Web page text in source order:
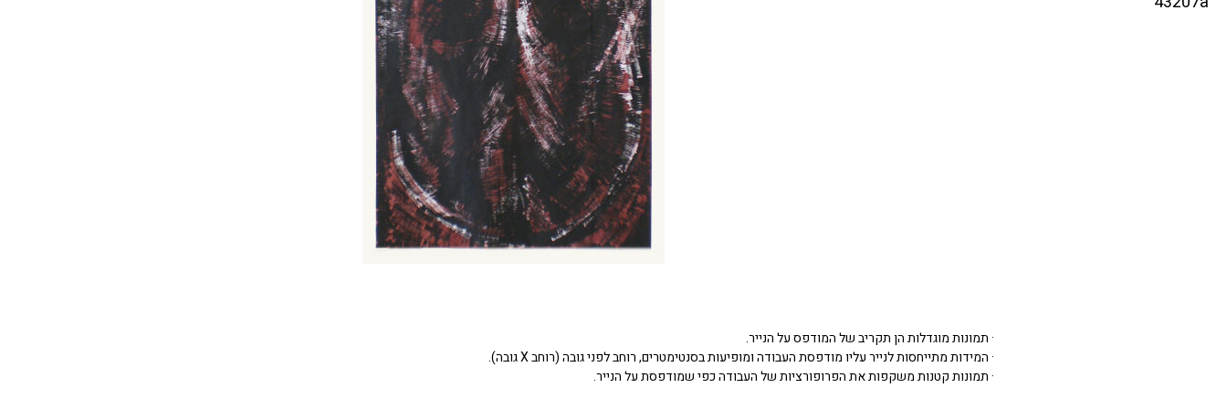
· תמונות מוגדלות הן תקריב של המודפס על הנייר.
· המידות מתייחסות לנייר עליו מודפסת העבודה ומופיעות בסנטימטרים, רוחב לפני גובה (רוחב X גובה).
· תמונות קטנות משקפות את הפרופורציות של העבודה כפי שמודפסת על הנייר.